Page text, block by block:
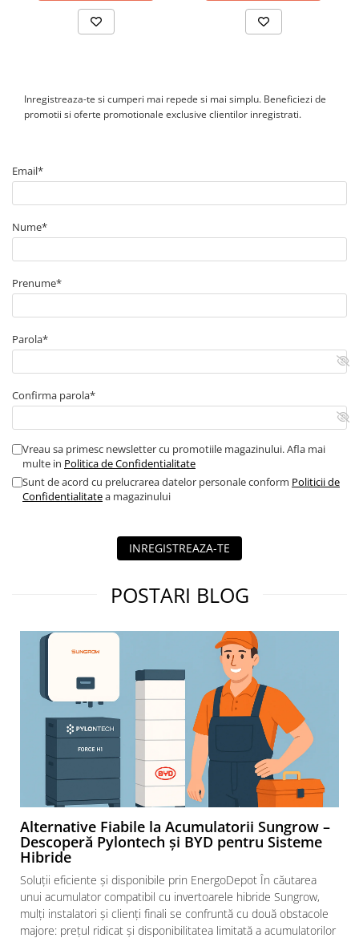
Cum se face monitorizarea sistemului?
Monitorizarea este disponibila prin WiFi. Pentru anumite
Inregistreaza-te si cumperi mai repede si mai simplu. Beneficiezi de
promotii si oferte promotionale exclusive clientilor inregistrati.
Email*
Nume*
Prenume*
Parola*
Confirma parola*
Vreau sa primesc newsletter cu promotiile magazinului. Afla mai
multe in Politica de Confidentialitate
Sunt de acord cu prelucrarea datelor personale conform Politicii de
Confidentialitatea magazinului
INREGISTREAZA-TE
POSTARI BLOG
Alternative Fiabile la Acumulatorii Sungrow –
Descoperă Pylontech și BYD pentru Sisteme
Hibride
Soluții eficiente și disponibile prin EnergoDepot În căutarea
unui acumulator compatibil cu invertoarele hibride Sungrow,
mulți instalatori și clienți finali se confruntă cu două obstacole
majore: prețul ridicat și disponibilitatea limitată a acumulatorilor